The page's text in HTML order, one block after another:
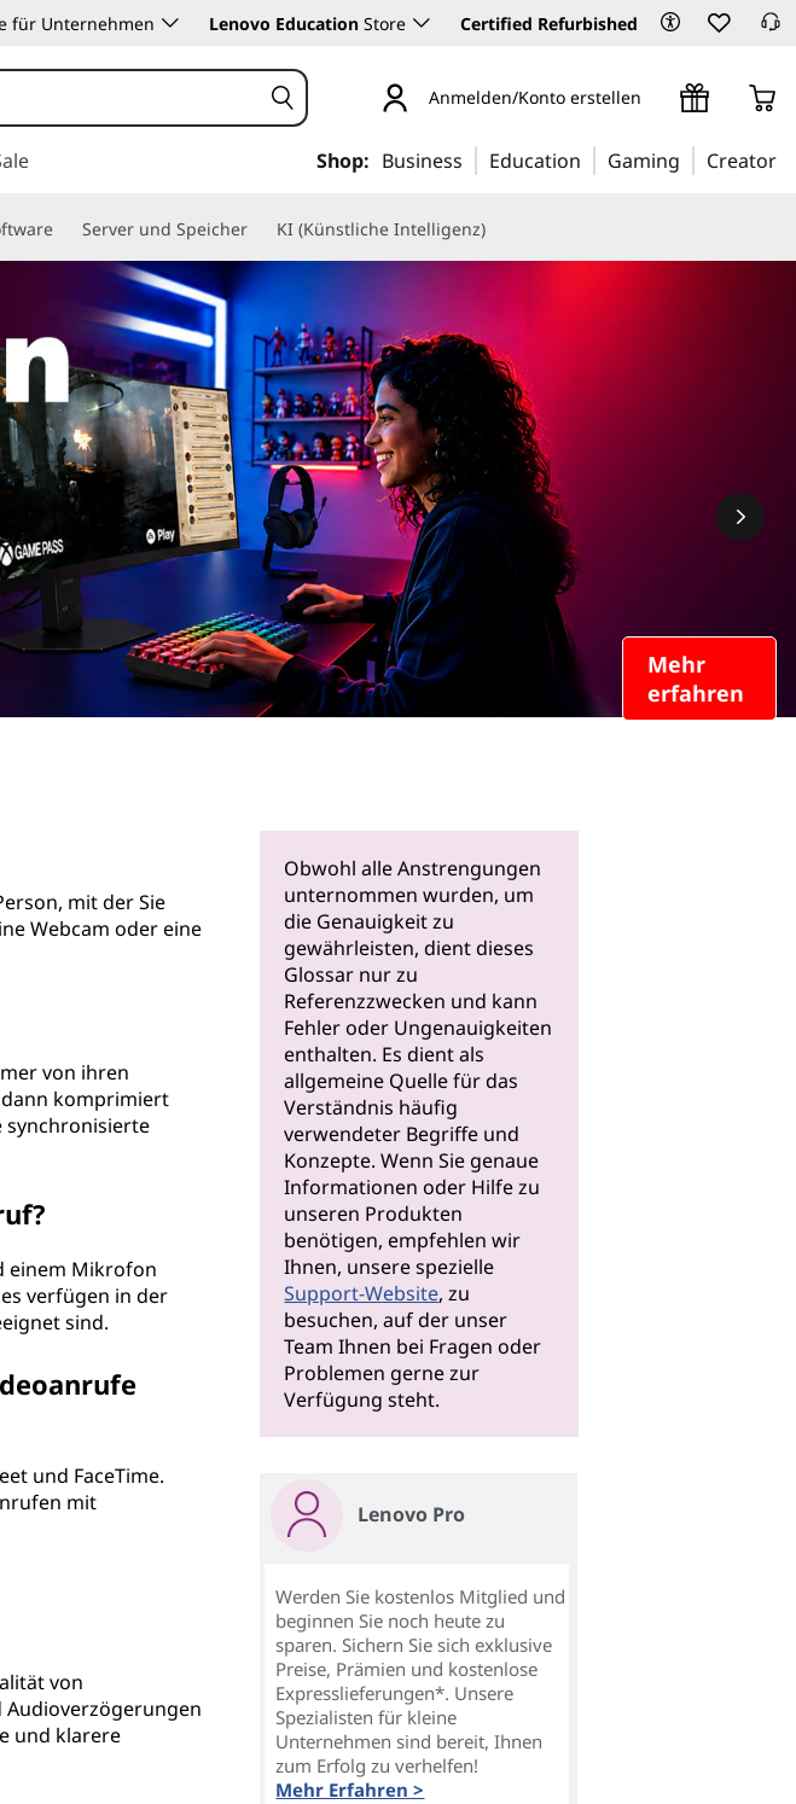
für Unternehmen Lenovo Education Store Certified Refurbished
Anmelden/Konto erstellen
Shop: Business Education Gaming Creator
Server und Speicher KI (Künstliche Intelligenz)
Mehr
erfahren
mit der Sie
Webcam oder eine
von ihren
komprimiert
synchronisierte
einem Mikrofon
verfügen in der
sind.
und FaceTime.
mit
von
Audioverzögerungen
und klarere
Obwohl alle Anstrengungen
unternommen wurden, um
die Genauigkeit zu
gewährleisten, dient dieses
Glossar nur zu
Referenzzwecken und kann
Fehler oder Ungenauigkeiten
enthalten. Es dient als
allgemeine Quelle für das
Verständnis häufig
verwendeter Begriffe und
Konzepte. Wenn Sie genaue
Informationen oder Hilfe zu
unseren Produkten
benötigen, empfehlen wir
Ihnen, unsere spezielle
Support-Website, zu
besuchen, auf der unser
Team Ihnen bei Fragen oder
Problemen gerne zur
Verfügung steht.
Lenovo Pro
Werden Sie kostenlos Mitglied und
beginnen Sie noch heute zu
sparen. Sichern Sie sich exklusive
Preise, Prämien und kostenlose
Expresslieferungen*. Unsere
Spezialisten für kleine
Unternehmen sind bereit, Ihnen
zum Erfolg zu verhelfen!
Mehr Erfahren >